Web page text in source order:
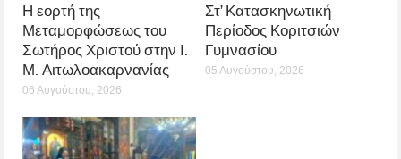
Η εορτή της
Μεταμορφώσεως του
Σωτήρος Χριστού στην Ι.
Μ. Αιτωλοακαρνανίας
06 Αυγούστου, 2026
Στ’ Κατασκηνωτική
Περίοδος Κοριτσιών
Γυμνασίου
05 Αυγούστου, 2026